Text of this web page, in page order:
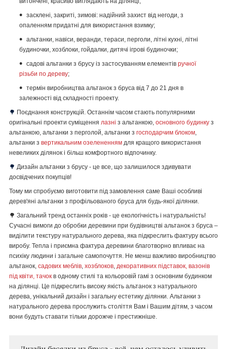
засклені, закриті, зимові: надійний захист від негоди, з
опаленням придатні для використання взимку;
альтанки, навіси, веранди, тераси, перголи, літні кухні, літні
будиночки, хозблоки, гойдалки, дитячі ігрові будиночки;
садові альтанки з брусу із застосуванням елементів ручної
різьби по дереву;
термін виробництва альтанок з бруса від 7 до 21 дня в
залежності від складності проекту.
🌳 Поєднання конструкцій. Останнім часом стають популярними
оригінальні проекти суміщення лазні з альтанкою, основного будинку з
альтанкою, альтанки з перголой, альтанки з господарчим блоком,
альтанки з вертикальним озелененням для кращого використання
невеликих ділянок і більш комфортного відпочинку.
🌳 Дизайн альтанки з брусу - це все, що залишилося здивувати
досвідчених покупців!
Тому ми спробуємо виготовити під замовлення саме Ваші особливі
дерев'яні альтанки з профільованого бруса для будь-якої ділянки.
🌳 Загальний тренд останніх років - це екологічність і натуральність!
Сучасні вимоги до обробки деревини при будівництві альтанок з бруса –
виділити текстуру натурального дерева, яка підкреслить фактуру всього
виробу. Тепла і приємна фактура деревини благотворно впливає на
психіку людини і загальне самопочуття. Не менш важливо виробництво
альтанок, садових меблів, хозблоков, декоративних підставок, вазонів
під квіти, тачок в одному стилі та кольоровій гамі з основним будинком
на ділянці. Це підкреслить високу якість альтанок з натурального
дерева, унікальний дизайн і загальну естетику ділянки. Альтанки з
натурального дерева прослужить століття Вам і Вашим дітям, з часом
вони будуть ставати тільки дорожче і престижніше.